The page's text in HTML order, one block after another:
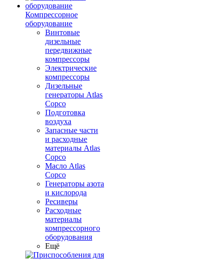
Компрессорное
оборудование
Винтовые
дизельные
передвижные
компрессоры
Электрические
компрессоры
Дизельные
генераторы Atlas
Copco
Подготовка
воздуха
Запасные части
и расходные
материалы Atlas
Copco
Масло Atlas
Copco
Генераторы азота
и кислорода
Ресиверы
Расходные
материалы
компрессорного
оборудования
Ещё